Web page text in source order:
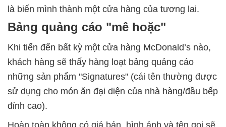
là biến mình thành một cửa hàng của tương lai.
Bảng quảng cáo "mê hoặc"
Khi tiến đến bất kỳ một cửa hàng McDonald’s nào,
khách hàng sẽ thấy hàng loạt bảng quảng cáo
những sản phẩm "Signatures" (cái tên thường được
sử dụng cho món ăn đại diện của nhà hàng/đầu bếp
đỉnh cao).
Hoàn toàn không có giá bán, hình ảnh và tên gọi sẽ